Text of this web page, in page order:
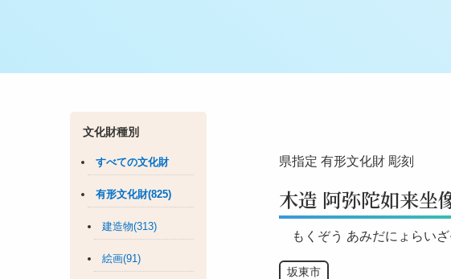
文化財種別
すべての文化財
有形文化財(825)
建造物(313)
絵画(91)
県指定 有形文化財 彫刻
木造 阿弥陀如来坐
もくぞう あみだにょらいざ
坂東市